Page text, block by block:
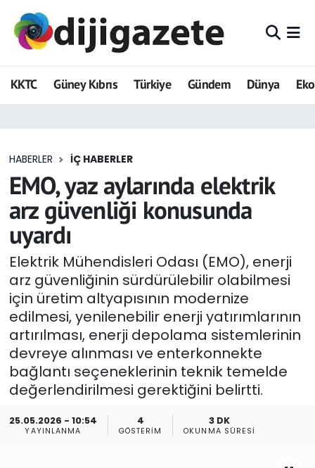
KKTC Güney Kıbrıs Türkiye Gündem Dünya
HABERLER İÇ HABERLER
EMO, yaz aylarında elektrik
arz güvenliği konusunda
uyardı
Elektrik Mühendisleri Odası (EMO), enerji
arz güvenliğinin sürdürülebilir olabilmesi
için üretim altyapısının modernize
edilmesi, yenilenebilir enerji yatırımlarının
artırılması, enerji depolama sistemlerinin
devreye alınması ve enterkonnekte
bağlantı seçeneklerinin teknik temelde
değerlendirilmesi gerektiğini belirtti.
25.05.2026 - 10:54
YAYINLANMA
4
GÖSTERIM
3 DK
OKUNMA SÜRESI
ADVERTORIAL
Dijigazete
Eğitim
Ekonomi
Foto Galeri
GEZİ
Güncel
Gündem
KKTC
KKTC YEREL SEÇİM 2018
Hava Durumu
Trafik Durumu
Tüm Manşetler
Son Dakika Haberleri
Haber Arşivi